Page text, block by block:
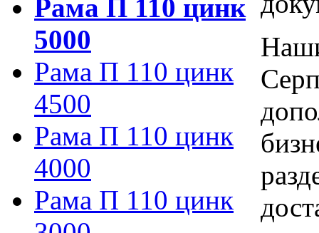
Рама П 110 цинк
5000
Рама П 110 цинк
4500
Рама П 110 цинк
4000
Рама П 110 цинк